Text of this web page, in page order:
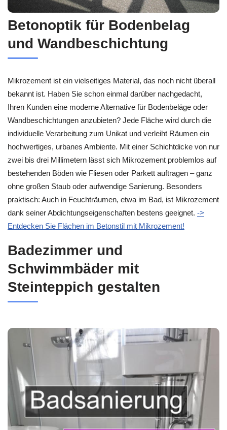
Betonoptik für Bodenbelag
und Wandbeschichtung
Mikrozement ist ein vielseitiges Material, das noch nicht überall
bekannt ist. Haben Sie schon einmal darüber nachgedacht,
Ihren Kunden eine moderne Alternative für Bodenbeläge oder
Wandbeschichtungen anzubieten? Jede Fläche wird durch die
individuelle Verarbeitung zum Unikat und verleiht Räumen ein
hochwertiges, urbanes Ambiente. Mit einer Schichtdicke von nur
zwei bis drei Millimetern lässt sich Mikrozement problemlos auf
bestehenden Böden wie Fliesen oder Parkett auftragen – ganz
ohne großen Staub oder aufwendige Sanierung. Besonders
praktisch: Auch in Feuchträumen, etwa im Bad, ist Mikrozement
dank seiner Abdichtungseigenschaften bestens geeignet. ->
Entdecken Sie Flächen im Betonstil mit Mikrozement!
Badezimmer und
Schwimmbäder mit
Steinteppich gestalten